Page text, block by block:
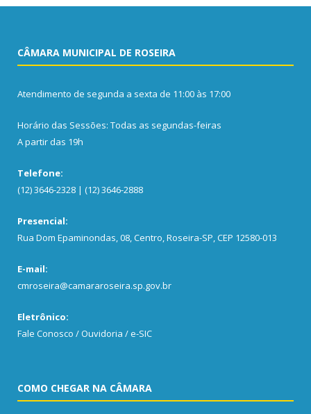
CÂMARA MUNICIPAL DE ROSEIRA
Atendimento de segunda a sexta de 11:00 às 17:00
Horário das Sessões: Todas as segundas-feiras
A partir das 19h
Telefone:
(12) 3646-2328 | (12) 3646-2888
Presencial:
Rua Dom Epaminondas, 08, Centro, Roseira-SP, CEP 12580-013
E-mail:
cmroseira@camararoseira.sp.gov.br
Eletrônico:
Fale Conosco / Ouvidoria / e-SIC
COMO CHEGAR NA CÂMARA